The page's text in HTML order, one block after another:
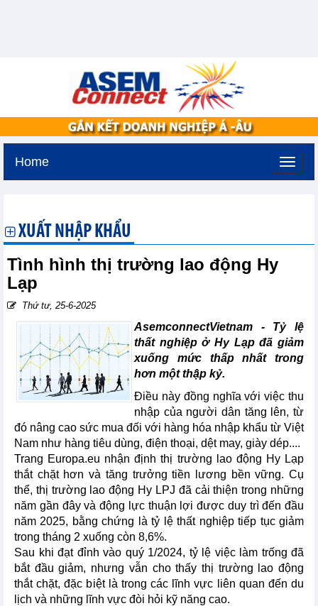
Home
XUẤT NHẬP KHẨU
Tình hình thị trường lao động Hy
Lạp
Thứ tư, 25-6-2025
AsemconnectVietnam - Tỷ lệ
thất nghiệp ở Hy Lạp đã giảm
xuống mức thấp nhất trong
hơn một thập kỷ.
Điều này đồng nghĩa với việc thu
nhập của người dân tăng lên, từ
đó nâng cao sức mua đối với hàng hóa nhập khẩu từ Việt
Nam như hàng tiêu dùng, điện thoại, dệt may, giày dép....
Trang Europa.eu nhận định thị trường lao động Hy Lạp
thắt chặt hơn và tăng trưởng tiền lương bền vững. Cụ
thể, thị trường lao động Hy LPJ đã cải thiện trong những
năm gần đây và động lực thuận lợi được duy trì đến đầu
năm 2025, bằng chứng là tỷ lệ thất nghiệp tiếp tục giảm
trong tháng 2 xuống còn 8,6%.
Sau khi đạt đỉnh vào quý 1/2024, tỷ lệ việc làm trống đã
bắt đầu giảm, nhưng vẫn cho thấy thị trường lao động
thắt chặt, đặc biệt là trong các lĩnh vực liên quan đến du
lịch và những lĩnh vực đòi hỏi kỹ năng cao.